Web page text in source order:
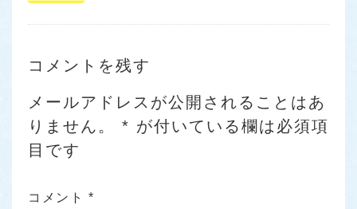
コメントを残す
メールアドレスが公開されることはあ
りません。
* が付いている欄は必須項
目です
コメント *